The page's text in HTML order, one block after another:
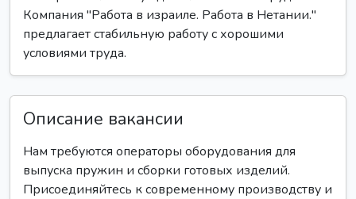
Компания "Работа в израиле. Работа в Нетании."
предлагает стабильную работу с хорошими
условиями труда.
Описание вакансии
Нам требуются операторы оборудования для
выпуска пружин и сборки готовых изделий.
Присоединяйтесь к современному производству и